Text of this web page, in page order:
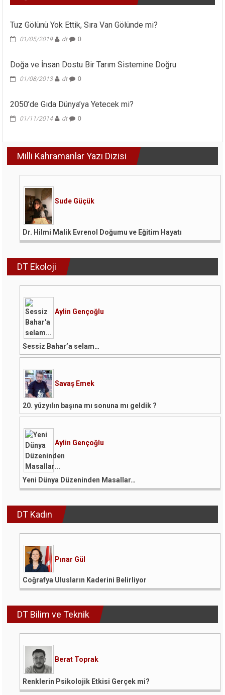
Tuz Gölünü Yok Ettik, Sıra Van Gölünde mi?
01/05/2019 dt 0
Doğa ve İnsan Dostu Bir Tarım Sistemine Doğru
01/08/2013 dt 0
2050’de Gıda Dünya’ya Yetecek mi?
01/11/2014 dt 0
Milli Kahramanlar Yazı Dizisi
Sude Güçük
Dr. Hilmi Malik Evrenol Doğumu ve Eğitim Hayatı
DT Ekoloji
Aylin Gençoğlu
Sessiz Bahar’a selam…
Savaş Emek
20. yüzyılın başına mı sonuna mı geldik ?
Aylin Gençoğlu
Yeni Dünya Düzeninden Masallar…
DT Kadın
Pınar Gül
Coğrafya Ulusların Kaderini Belirliyor
DT Bilim ve Teknik
Berat Toprak
Renklerin Psikolojik Etkisi Gerçek mi?